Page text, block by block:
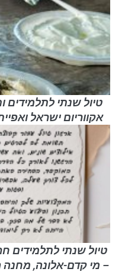
טיול שנתי לתלמידים
אקווריום ישראל ואפיית
טיול שנתי לתלמידים
– מי קדם-אלונה, מחנה